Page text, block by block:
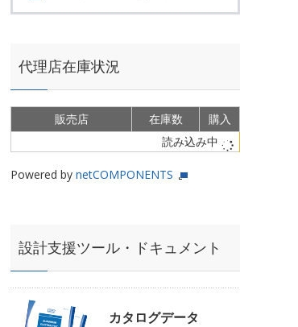
代理店在庫状況
販売店 在庫数
購入
読み込み中
Powered by netCOMPONENTS
設計支援ツール・ドキュメント
カタログデータ